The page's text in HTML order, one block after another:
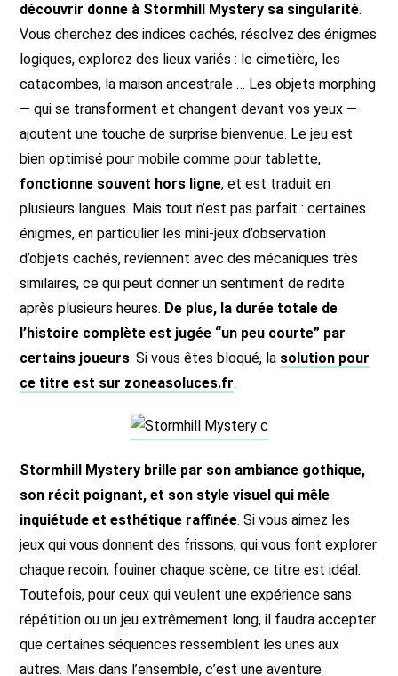
découvrir donne à Stormhill Mystery sa singularité.
Vous cherchez des indices cachés, résolvez des énigmes
logiques, explorez des lieux variés : le cimetière, les
catacombes, la maison ancestrale … Les objets morphing
— qui se transforment et changent devant vos yeux —
ajoutent une touche de surprise bienvenue. Le jeu est
bien optimisé pour mobile comme pour tablette,
fonctionne souvent hors ligne, et est traduit en
plusieurs langues. Mais tout n’est pas parfait : certaines
énigmes, en particulier les mini-jeux d’observation
d’objets cachés, reviennent avec des mécaniques très
similaires, ce qui peut donner un sentiment de redite
après plusieurs heures. De plus, la durée totale de
l’histoire complète est jugée “un peu courte” par
certains joueurs. Si vous êtes bloqué, la solution pour
ce titre est sur zoneasoluces.fr.
Stormhill Mystery brille par son ambiance gothique,
son récit poignant, et son style visuel qui mêle
inquiétude et esthétique raffinée. Si vous aimez les
jeux qui vous donnent des frissons, qui vous font explorer
chaque recoin, fouiner chaque scène, ce titre est idéal.
Toutefois, pour ceux qui veulent une expérience sans
répétition ou un jeu extrêmement long, il faudra accepter
que certaines séquences ressemblent les unes aux
autres. Mais dans l’ensemble, c’est une aventure